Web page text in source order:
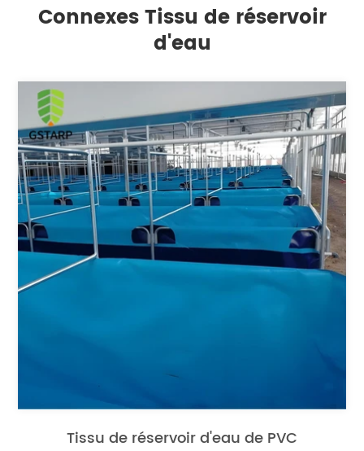
Connexes Tissu de réservoir
d'eau
Tissu de réservoir d'eau de PVC